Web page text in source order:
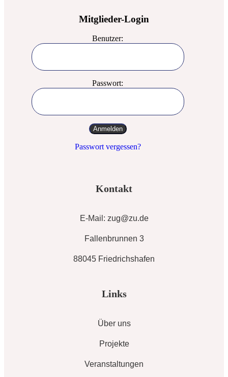
Mitglieder-Login
Benutzer:
Passwort:
Passwort vergessen?
Kontakt
E-Mail: zug@zu.de
Fallenbrunnen 3
88045 Friedrichshafen
Links
Über uns
Projekte
Veranstaltungen